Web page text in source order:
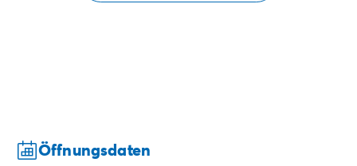
Öffnungsdaten